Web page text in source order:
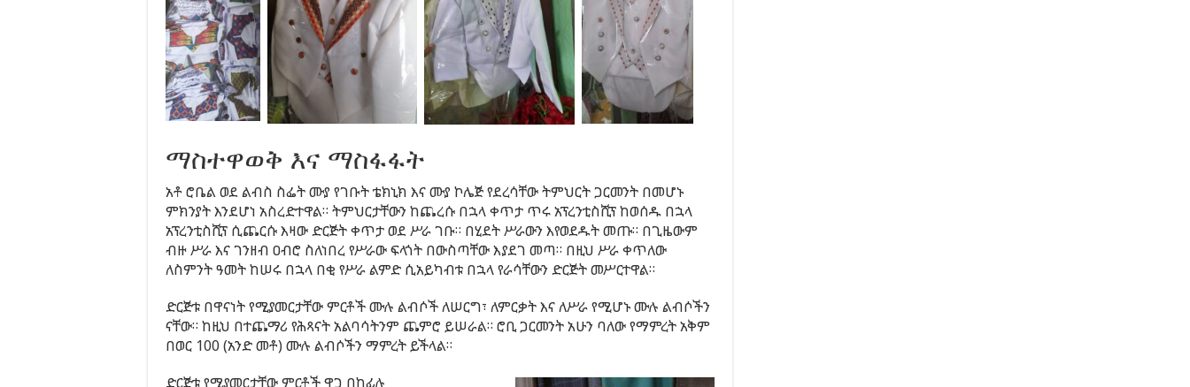
ማስተዋወቅ እና ማስፋፋት
አቶ ሮቤል ወደ ልብስ ስፌት ሙያ የገቡት ቴክኒክ እና ሙያ ኮሌጅ የደረሳቸው ትምህርት ጋርመንት በመሆኑ
ምክንያት እንደሆነ አስረድተዋል። ትምህርታቸውን ከጨረሱ በኋላ ቀጥታ ጥሩ አፕረንቲስሺፕ ከወሰዱ በኋላ
አፕረንቲስሺፕ ሲጨርሱ እዛው ድርጅት ቀጥታ ወደ ሥራ ገቡ። በሂደት ሥራውን እየወደዱት መጡ። በጊዜውም
ብዙ ሥራ እና ገንዘብ ዐብሮ ስለነበረ የሥራው ፍላጎት በውስጣቸው እያደገ መጣ። በዚህ ሥራ ቀጥለው
ለስምንት ዓመት ከሠሩ በኋላ በቂ የሥራ ልምድ ሲአይካብቱ በኋላ የራሳቸውን ድርጅት መሥርተዋል።
ድርጅቱ በዋናነት የሚያመርታቸው ምርቶች ሙሉ ልብሶች ለሠርግ፣ ለምርቃት እና ለሥራ የሚሆኑ ሙሉ ልብሶችን
ናቸው። ከዚህ በተጨማሪ የሕጻናት አልባሳትንም ጨምሮ ይሠራል። ሮቢ ጋርመንት አሁን ባለው የማምረት አቅም
በወር 100 (አንድ መቶ) ሙሉ ልብሶችን ማምረት ይችላል።
ድርጅቱ የሚያመርታቸው ምርቶች ዋጋ በከፊሉ